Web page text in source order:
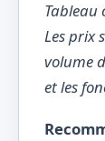
Tableau
Les prix
volume
et les